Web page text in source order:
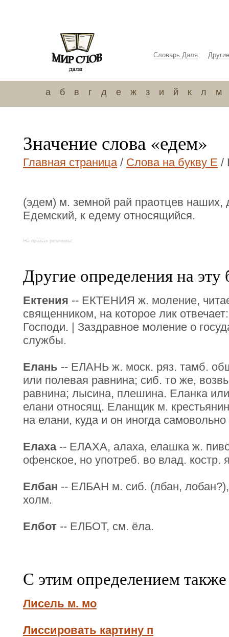
Словарь Даля
а б в г д е ж з и й к л м
Значение слова «едем»
Главная страница/ Слова на букву Е /
(эдем) м. земной рай праотцев наших,
Едемский, к едему относящийся.
На правах рекламы:
Другие определения на эту
Ектения -- ЕКТЕНИЯ ж. моление,
священником, на которое лик
Господи. | Заздравное моление о
службы.
Елань -- ЕЛАНЬ ж. моск. ряз. тамб.
или полевая равнина; сиб. то же,
равнина; лысина, плешина. Еланка
елани относящ. Еланщик м.
на елани, куда и он иногда
Елаха-- ЕЛАХА, алаха, елашка ж.
офенское, но употреб. во влад. костр.
Елбан -- ЕЛБАН м. сиб. (лбан,
холм.
Елбот -- ЕЛБОТ, см. ёла.
С этим определением
Лисель м. мо
Лиссировать картину п